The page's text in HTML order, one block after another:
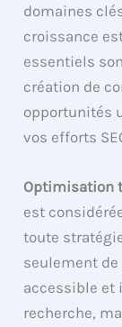
domaines
croissance
essentiels
création de
opportunités
vos efforts
Optimisation
est
toute
seulement de
accessible et
recherche,